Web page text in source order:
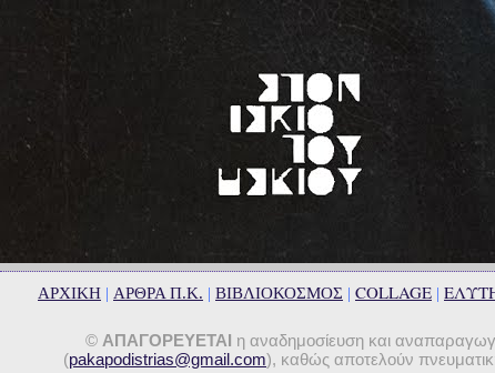
ΑΡΧΙΚΗ | ΑΡΘΡΑ Π.Κ. | ΒΙΒΛΙΟΚΟΣΜΟΣ | COLLAGE |
© ΑΠΑΓΟΡΕΥΕΤΑΙ η αναδημοσίευση και
(pakapodistrias@gmail.com), καθώς αποτελούν